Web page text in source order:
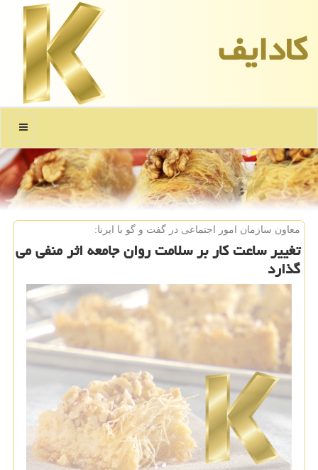
كادایف
منو
معاون سازمان امور اجتماعی در گفت و گو با ایرنا:
تغییر ساعت كار بر سلامت روان جامعه اثر منفی می
گذارد